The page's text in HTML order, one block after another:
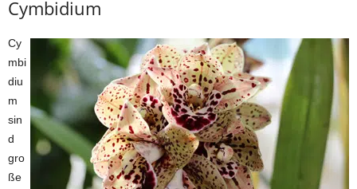
Cymbidium
Cy
mbi
diu
m
sin
d
gro
ße